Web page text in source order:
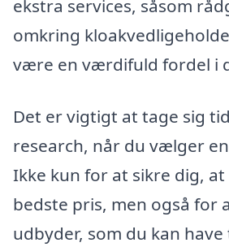
ekstra services, såsom
omkring
være en værdifuld fordel i
Det er vigtigt at tage sig
research, når du vælger
Ikke kun for at sikre dig,
bedste pris, men også for
udbyder, som du kan